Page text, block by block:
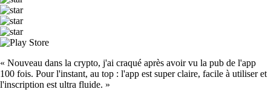
« Nouveau dans la crypto, j'ai craqué après avoir vu la pub de l'app
100 fois. Pour l'instant, au top : l'app est super claire, facile à utiliser et
l'inscription est ultra fluide. »